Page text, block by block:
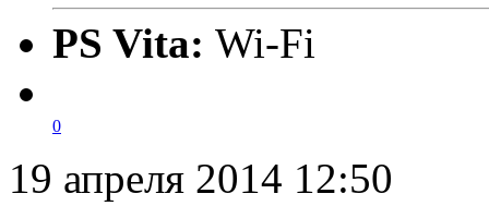
PS Vita: Wi-Fi
0
19 апреля 2014 12:50